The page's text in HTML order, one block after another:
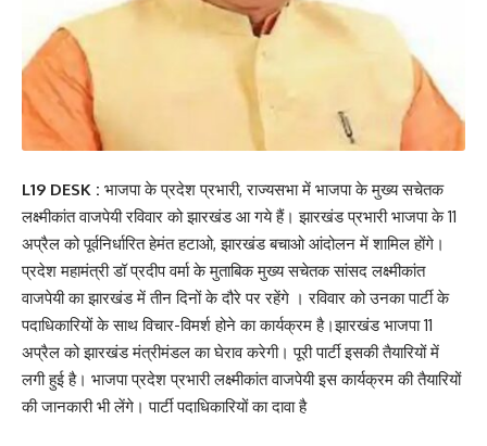
L19 DESK : भाजपा के प्रदेश प्रभारी, राज्यसभा में भाजपा के मुख्य सचेतक
लक्ष्मीकांत वाजपेयी रविवार को झारखंड आ गये हैं। झारखंड प्रभारी भाजपा के 11
अप्रैल को पूर्वनिर्धारित हेमंत हटाओ, झारखंड बचाओ आंदोलन में शामिल होंगे।
प्रदेश महामंत्री डॉ प्रदीप वर्मा के मुताबिक मुख्य सचेतक सांसद लक्ष्मीकांत
वाजपेयी का झारखंड में तीन दिनों के दौरे पर रहेंगे । रविवार को उनका पार्टी के
पदाधिकारियों के साथ विचार-विमर्श होने का कार्यक्रम है।झारखंड भाजपा 11
अप्रैल को झारखंड मंत्रीमंडल का घेराव करेगी। पूरी पार्टी इसकी तैयारियों में
लगी हुई है। भाजपा प्रदेश प्रभारी लक्ष्मीकांत वाजपेयी इस कार्यक्रम की तैयारियों
की जानकारी भी लेंगे। पार्टी पदाधिकारियों का दावा है